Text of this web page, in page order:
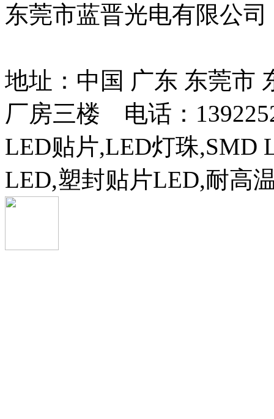
东莞市蓝晋光电有限公
地址：中国 广东 东莞市
厂房三楼 电话：
LED贴片,LED灯珠,SMD
LED,塑封贴片LED,耐